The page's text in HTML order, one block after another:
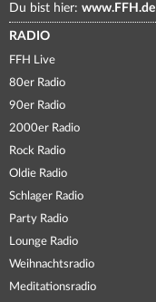
Du bist hier: www.FFH.de
RADIO
FFH Live
80er Radio
90er Radio
2000er Radio
Rock Radio
Oldie Radio
Schlager Radio
Party Radio
Lounge Radio
Weihnachtsradio
Meditationsradio